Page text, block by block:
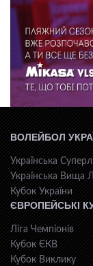
ВОЛЕЙБОЛ
Українська
Українська Вища
Кубок України
ЄВРОПЕЙСЬКІ
Ліга Чемпіонів
Кубок ЄКВ
Кубок Виклику